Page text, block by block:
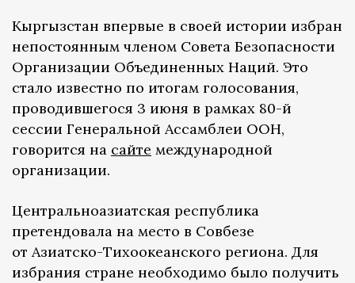
Кыргызстан впервые в своей истории избран
непостоянным членом Совета Безопасности
Организации Объединенных Наций. Это
стало известно по итогам голосования,
проводившегося 3 июня в рамках 80-й
сессии Генеральной Ассамблеи ООН,
говорится на сайте международной
организации.
Центральноазиатская республика
претендовала на место в Совбезе
от Азиатско-Тихоокеанского региона. Для
избрания стране необходимо было получить